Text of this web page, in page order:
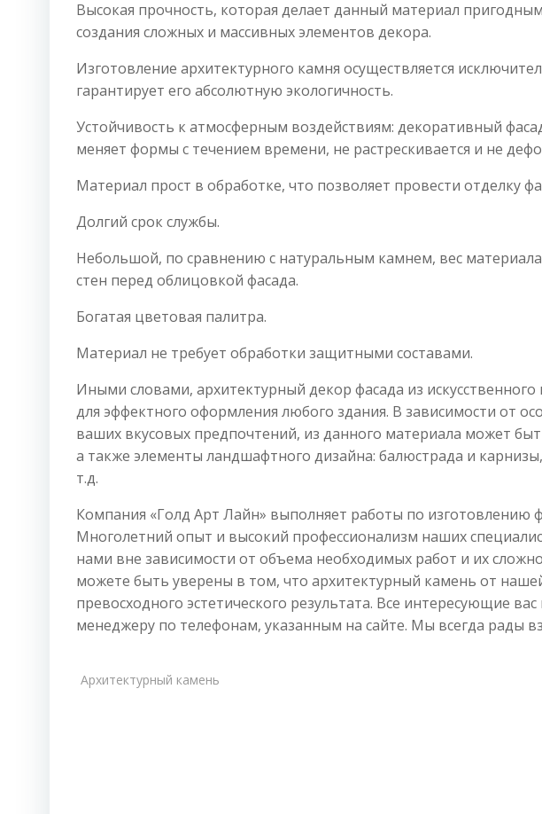
Высокая прочность, которая делает данный материал
создания сложных и массивных элементов декора.
Изготовление архитектурного камня осуществляется
гарантирует его абсолютную экологичность.
Устойчивость к атмосферным воздействиям: декоративный
меняет формы с течением времени, не растрескивается и не
Материал прост в обработке, что позволяет провести отделку
Долгий срок службы.
Небольшой, по сравнению с натуральным камнем, вес
стен перед облицовкой фасада.
Богатая цветовая палитра.
Материал не требует обработки защитными составами.
Иными словами, архитектурный декор фасада из
для эффектного оформления любого здания. В зависимости от
ваших вкусовых предпочтений, из данного материала может
а также элементы ландшафтного дизайна: балюстрада и
т.д.
Компания «Голд Арт Лайн» выполняет работы по изготовлению
Многолетний опыт и высокий профессионализм наших
нами вне зависимости от объема необходимых работ и их
можете быть уверены в том, что архитектурный камень от
превосходного эстетического результата. Все интересующие
менеджеру по телефонам, указанным на сайте. Мы всегда рады
Архитектурный камень